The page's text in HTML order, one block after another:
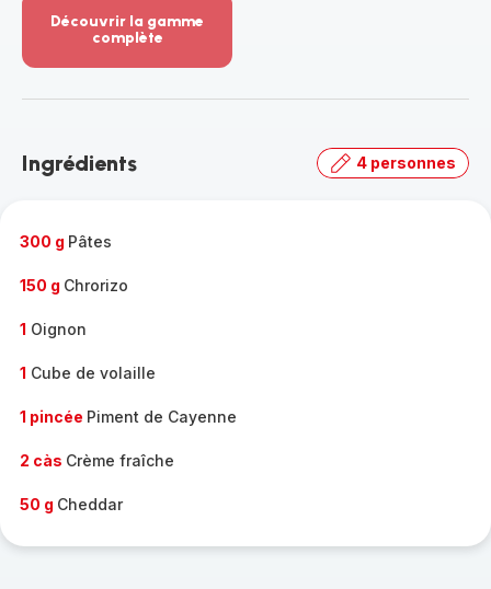
Découvrir la gamme
complète
-
gamme
Ingrédients 4 personnes
300 g Pâtes
150 g Chrorizo
1 Oignon
1 Cube de volaille
1 pincée Piment de Cayenne
2 càs Crème fraîche
50 g Cheddar